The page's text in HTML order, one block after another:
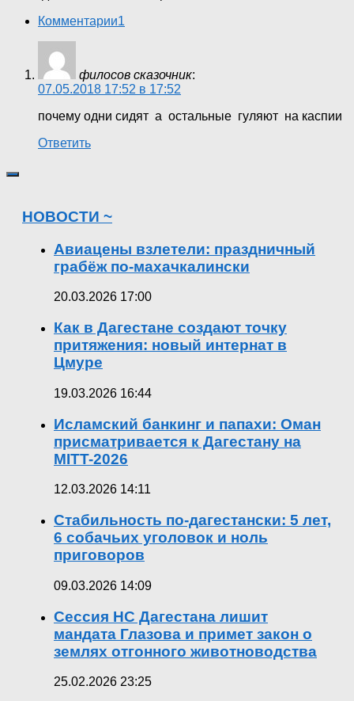
Комментарии1
филосов сказочник:
07.05.2018 17:52 в 17:52
почему одни сидят а остальные гуляют на каспии
Ответить
НОВОСТИ ~
Авиацены взлетели: праздничный
грабёж по-махачкалински
20.03.2026 17:00
Как в Дагестане создают точку
притяжения: новый интернат в
Цмуре
19.03.2026 16:44
Исламский банкинг и папахи: Оман
присматривается к Дагестану на
MITT-2026
12.03.2026 14:11
Стабильность по-дагестански: 5 лет,
6 собачьих уголовок и ноль
приговоров
09.03.2026 14:09
Сессия НС Дагестана лишит
мандата Глазова и примет закон о
землях отгонного животноводства
25.02.2026 23:25